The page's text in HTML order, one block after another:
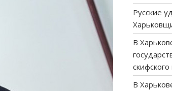
Русские
В
В